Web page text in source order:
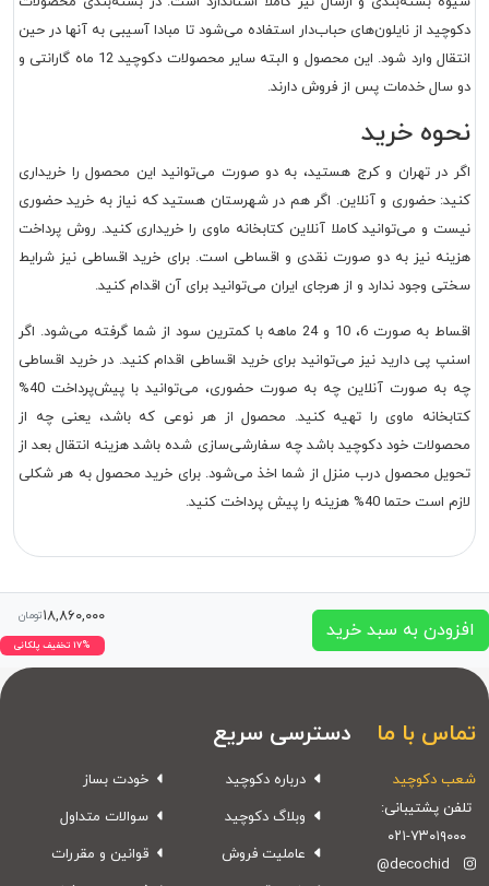
دکوچید از نایلون‌های حباب‌دار استفاده می‌شود تا مبادا آسیبی به آنها در حین
انتقال وارد شود. این محصول و البته سایر محصولات دکوچید 12 ماه گارانتی و
دو سال خدمات پس از فروش دارند.
نحوه خرید
اگر در تهران و کرج هستید، به دو صورت می‌توانید این محصول را خریداری
کنید: حضوری و آنلاین. اگر هم در شهرستان هستید که نیاز به خرید حضوری
نیست و می‌توانید کاملا آنلاین کتابخانه ماوی را خریداری کنید. روش پرداخت
هزینه نیز به دو صورت نقدی و اقساطی است. برای خرید اقساطی نیز شرایط
سختی وجود ندارد و از هرجای ایران می‌توانید برای آن اقدام کنید.
اقساط به صورت 6، 10 و 24 ماهه با کمترین سود از شما گرفته می‌شود. اگر
اسنپ پی دارید نیز می‌توانید برای خرید اقساطی اقدام کنید. در خرید اقساطی
چه به صورت آنلاین چه به صورت حضوری، می‌توانید با پیش‌پرداخت 40%
کتابخانه ماوی را تهیه کنید. محصول از هر نوعی که باشد، یعنی چه از
محصولات خود دکوچید باشد چه سفارشی‌سازی شده باشد هزینه انتقال بعد از
تحویل محصول درب منزل از شما اخذ می‌شود. برای خرید محصول به هر شکلی
لازم است حتما 40% هزینه را پیش پرداخت کنید.
افزودن به سبد خرید
۱۸,۸۶۰,۰۰۰تومان
۱۷% تخفیف پلکانی
تماس با ما
شعب دکوچید
تلفن پشتیبانی:
۰۲۱-۷۳۰۱۹۰۰۰
@decochid
دسترسی سریع
درباره دکوچید
وبلاگ دکوچید
عاملیت فروش
خودت بساز
سوالات متداول
قوانین و مقررات